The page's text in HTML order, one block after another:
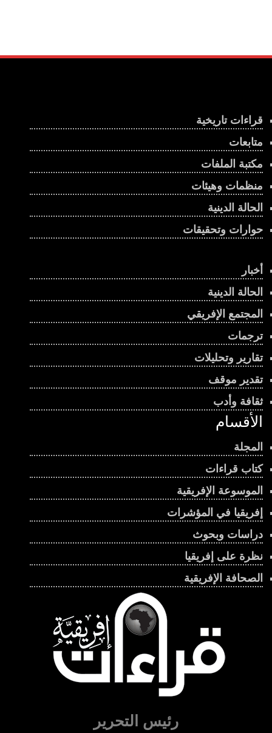
قراءات تاريخية
متابعات
مكتبة الملفات
منظمات وهيئات
الحالة الدينية
حوارات وتحقيقات
أخبار
الحالة الدينية
المجتمع الإفريقي
ترجمات
تقارير وتحليلات
تقدير موقف
ثقافة وأدب
الأقسام
المجلة
كتاب قراءات
الموسوعة الإفريقية
إفريقيا في المؤشرات
دراسات وبحوث
نظرة على إفريقيا
الصحافة الإفريقية
رئيس التحرير